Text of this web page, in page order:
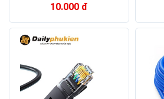
10.000 đ